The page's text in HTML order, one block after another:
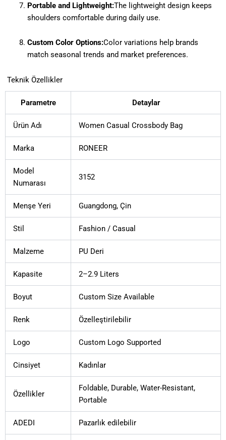
Portable and Lightweight:The lightweight design keeps
shoulders comfortable during daily use.
Custom Color Options:Color variations help brands
match seasonal trends and market preferences.
Teknik Özellikler
Parametre Detaylar
Ürün Adı Women Casual Crossbody Bag
Marka RONEER
Model
Numarası
3152
Menşe Yeri Guangdong, Çin
Stil Fashion / Casual
Malzeme PU Deri
Kapasite 2–2.9 Liters
Boyut Custom Size Available
Renk Özelleştirilebilir
Logo Custom Logo Supported
Cinsiyet Kadınlar
Özellikler
Foldable, Durable, Water-Resistant,
Portable
ADEDI Pazarlık edilebilir